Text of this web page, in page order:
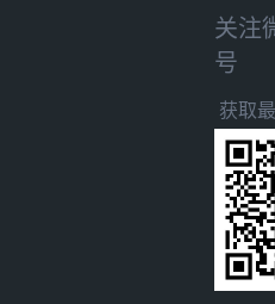
关注
号
获取